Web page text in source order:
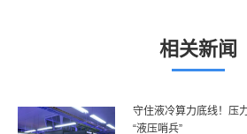
相关新闻
守住液冷算力底线！压
“液压哨兵”